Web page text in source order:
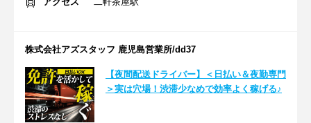
株式会社アズスタッフ 鹿児島営業所/dd37
【夜間配送ドライバー】＜日払い＆夜勤専門
＞実は穴場！渋滞少なめで効率よく稼げる♪